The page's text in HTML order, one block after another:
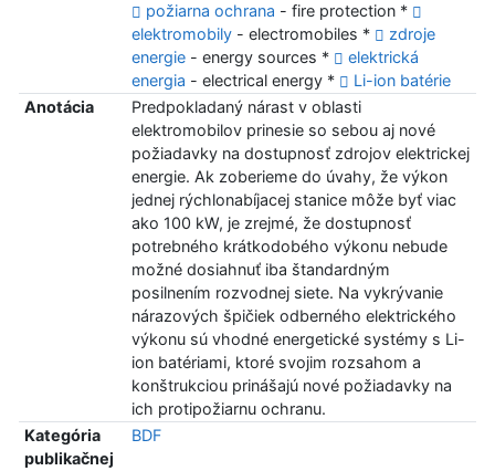
požiarna ochrana - fire protection *
elektromobily- electromobiles *
zdroje
energie- energy sources *
elektrická
energia - electrical energy *
Li-ion batérie
Anotácia
Predpokladaný nárast v oblasti
elektromobilov prinesie so sebou aj nové
požiadavky na dostupnosť zdrojov elektrickej
energie. Ak zoberieme do úvahy, že výkon
jednej rýchlonabíjacej stanice môže byť viac
ako 100 kW, je zrejmé, že dostupnosť
potrebného krátkodobého výkonu nebude
možné dosiahnuť iba štandardným
posilnením rozvodnej siete. Na vykrývanie
nárazových špičiek odberného elektrického
výkonu sú vhodné energetické systémy s Li-
ion batériami, ktoré svojim rozsahom a
konštrukciou prinášajú nové požiadavky na
ich protipožiarnu ochranu.
Kategória
publikačnej
BDF